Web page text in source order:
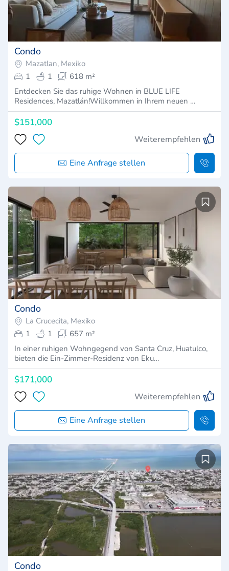
Condo
Mazatlan, Mexiko
1
1
618 m²
Entdecken Sie das ruhige Wohnen in BLUE LIFE
Residences, Mazatlán!Willkommen in Ihrem neuen …
$151,000
Weiterempfehlen
Eine Anfrage stellen
Condo
La Crucecita, Mexiko
1
1
657 m²
In einer ruhigen Wohngegend von Santa Cruz, Huatulco,
bieten die Ein-Zimmer-Residenz von Eku…
$171,000
Weiterempfehlen
Eine Anfrage stellen
Condo